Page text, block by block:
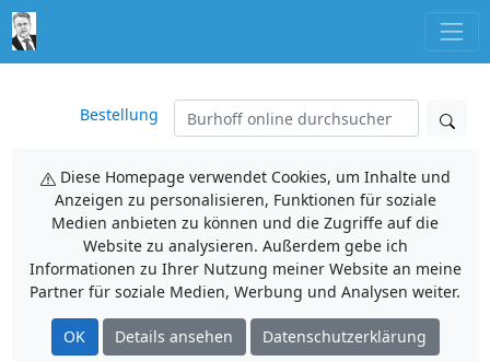
Bestellung
Diese Homepage verwendet Cookies, um Inhalte und
Anzeigen zu personalisieren, Funktionen für soziale
Medien anbieten zu können und die Zugriffe auf die
Website zu analysieren. Außerdem gebe ich
Informationen zu Ihrer Nutzung meiner Website an meine
Partner für soziale Medien, Werbung und Analysen weiter.
OK Details ansehen Datenschutzerklärung